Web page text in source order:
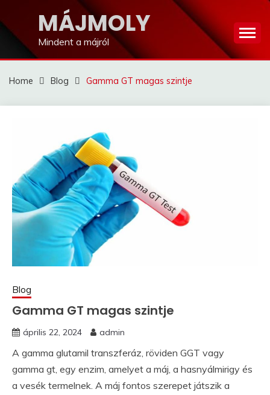
to
content
MÁJMOLY
Mindent a májról
Home Blog Gamma GT magas szintje
Blog
Gamma GT magas szintje
április 22, 2024 admin
A gamma glutamil transzferáz, röviden GGT vagy
gamma gt, egy enzim, amelyet a máj, a hasnyálmirigy és
a vesék termelnek. A máj fontos szerepet játszik a